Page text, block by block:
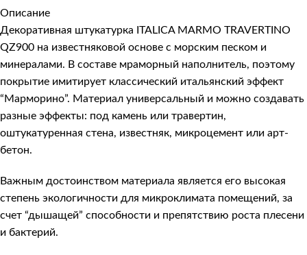
Описание
Декоративная штукатурка ITALICA MARMO TRAVERTINO
QZ900 на известняковой основе с морским песком и
минералами. В составе мраморный наполнитель, поэтому
покрытие имитирует классический итальянский эффект
“Марморино”. Материал универсальный и можно создавать
разные эффекты: под камень или травертин,
оштукатуренная стена, известняк, микроцемент или арт-
бетон.
Важным достоинством материала является его высокая
степень экологичности для микроклимата помещений, за
счет “дышащей” способности и препятствию роста плесени
и бактерий.